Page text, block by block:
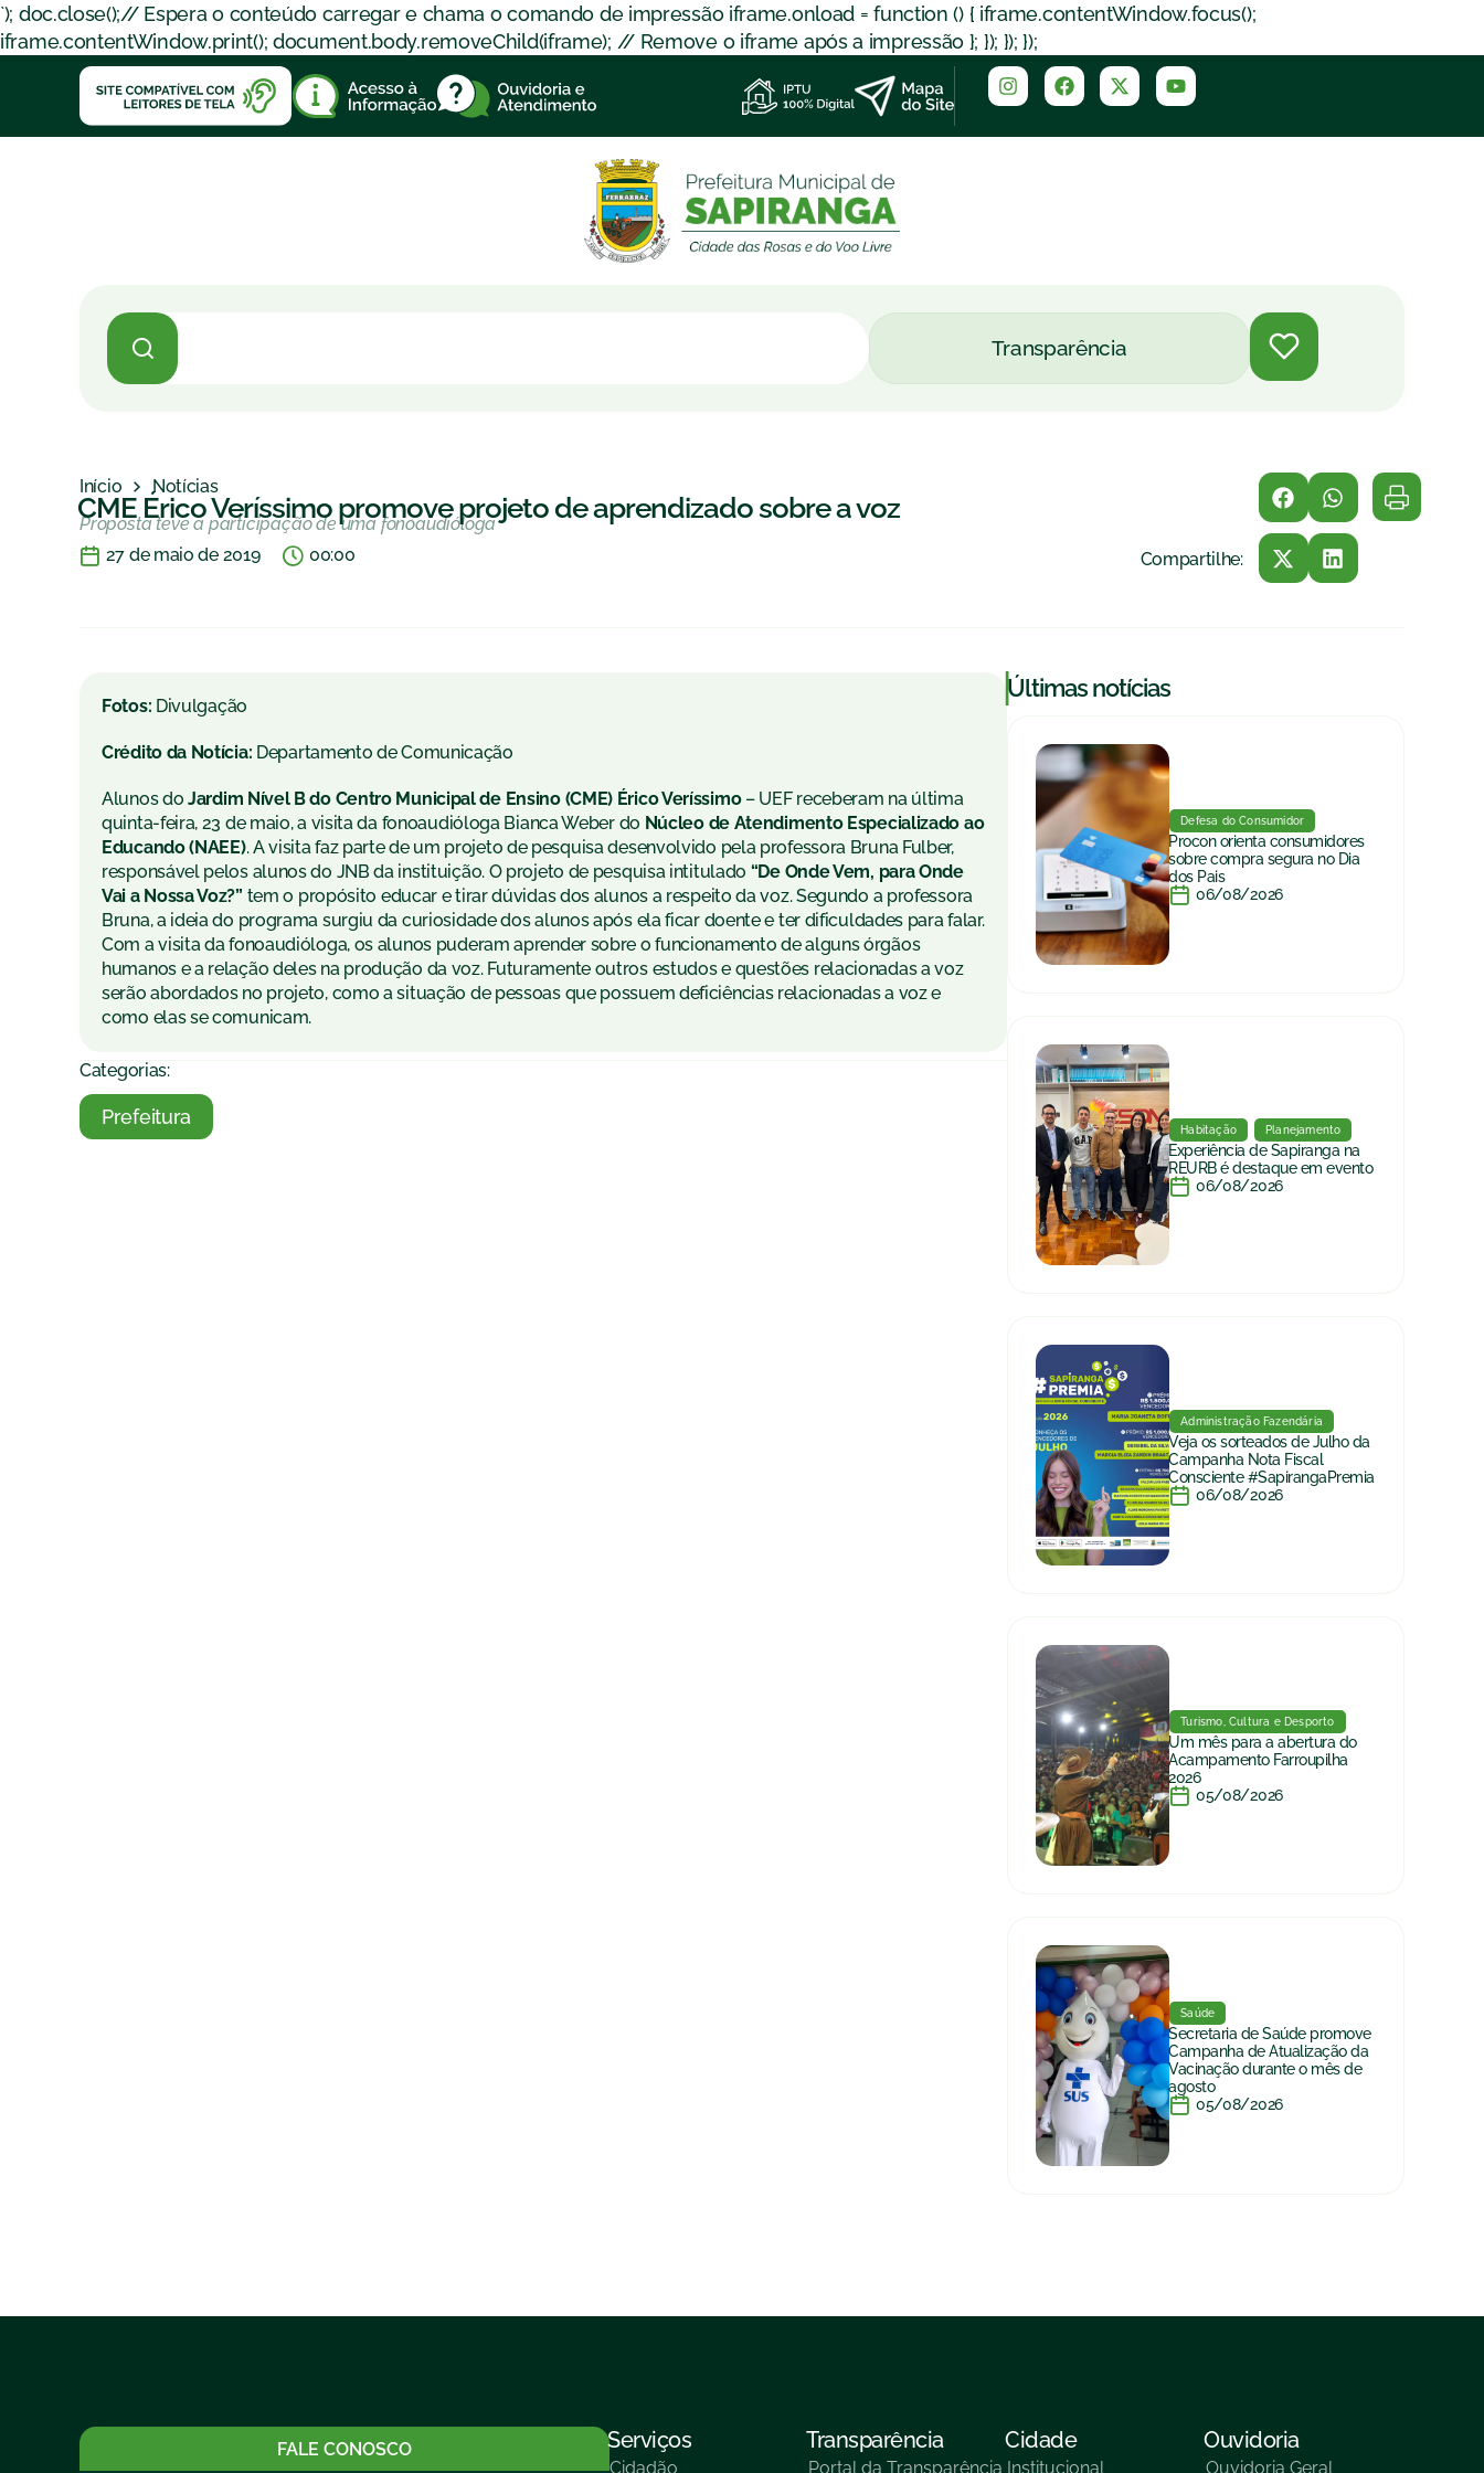
`); doc.close();// Espera o conteúdo carregar e chama o comando de impressão iframe.onload = function () { iframe.contentWindow.focus();
iframe.contentWindow.print(); document.body.removeChild(iframe); // Remove o iframe após a impressão }; }); }); });
Transparência
Início Notícias
CME Érico Veríssimo promove projeto de aprendizado sobre a voz
Proposta teve a participação de uma fonoaudióloga
27 de maio de 2019
00:00 Compartilhe:
Fotos: Divulgação
Crédito da Notícia: Departamento de Comunicação
Alunos do Jardim Nível B do Centro Municipal de Ensino (CME) Érico Veríssimo– UEF receberam na última
quinta-feira, 23 de maio, a visita da fonoaudióloga Bianca Weber do Núcleo de Atendimento Especializado ao
Educando (NAEE). A visita faz parte de um projeto de pesquisa desenvolvido pela professora Bruna Fulber,
responsável pelos alunos do JNB da instituição. O projeto de pesquisa intitulado “De Onde Vem, para Onde
Vai a Nossa Voz?” tem o propósito educar e tirar dúvidas dos alunos a respeito da voz. Segundo a professora
Bruna, a ideia do programa surgiu da curiosidade dos alunos após ela ficar doente e ter dificuldades para falar.
Com a visita da fonoaudióloga, os alunos puderam aprender sobre o funcionamento de alguns órgãos
humanos e a relação deles na produção da voz. Futuramente outros estudos e questões relacionadas a voz
serão abordados no projeto, como a situação de pessoas que possuem deficiências relacionadas a voz e
como elas se comunicam.
Categorias:
Prefeitura
|Últimas notícias
Defesa do Consumidor
Procon orienta consumidores
sobre compra segura no Dia
dos Pais
06/08/2026
Habitação Planejamento
Experiência de Sapiranga na
REURB é destaque em evento
06/08/2026
Administração Fazendária
Veja os sorteados de Julho da
Campanha Nota Fiscal
Consciente #SapirangaPremia
06/08/2026
Turismo, Cultura e Desporto
Um mês para a abertura do
Acampamento Farroupilha
2026
05/08/2026
Saúde
Secretaria de Saúde promove
Campanha de Atualização da
Vacinação durante o mês de
agosto
05/08/2026
FALE CONOSCO Serviços
Cidadão
Transparência
Portal da Transparência
Cidade
Institucional
Ouvidoria
Ouvidoria Geral